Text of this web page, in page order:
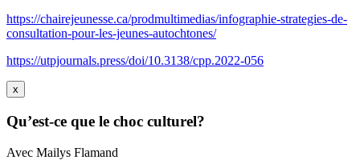
https://chairejeunesse.ca/prodmultimedias/infographie-strategies-de-
consultation-pour-les-jeunes-autochtones/
https://utpjournals.press/doi/10.3138/cpp.2022-056
x
Qu’est-ce que le choc culturel?
Avec Mailys Flamand